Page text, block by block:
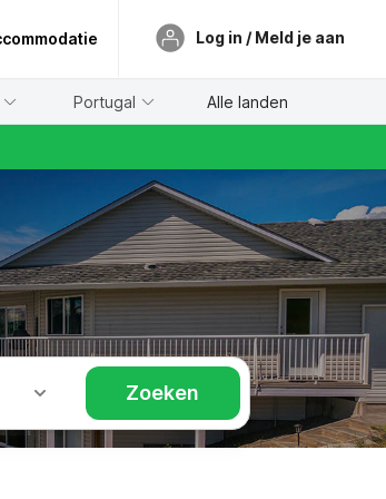
Log in / Meld je aan
Portugal Alle landen
Zoeken